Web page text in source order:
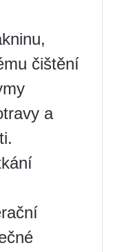
čištění
a